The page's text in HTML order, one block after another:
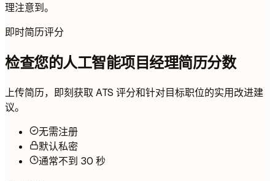
理注意到。
即时简历评分
检查您的人工智能项目经理简历分数
上传简历，即刻获取 ATS 评分和针对目标职位的实用改进建
议。
无需注册
默认私密
通常不到 30 秒